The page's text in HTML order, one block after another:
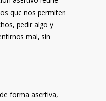
que nos permiten
pedir algo y
mal, sin
forma asertiva,